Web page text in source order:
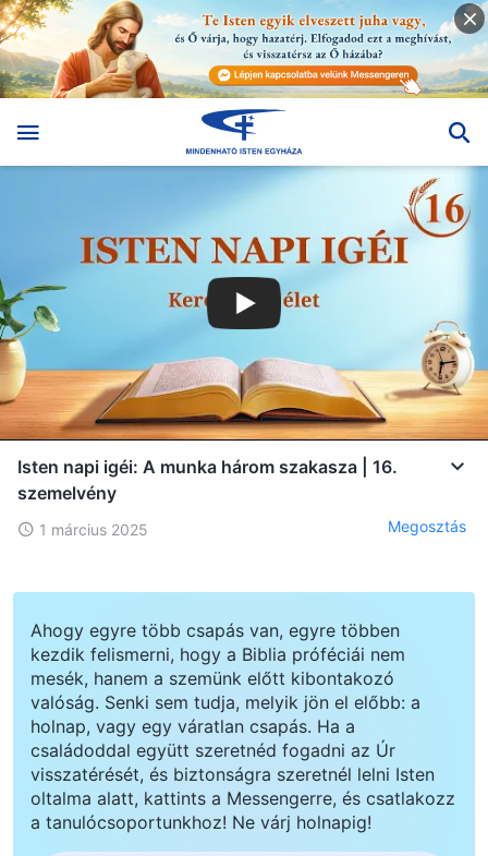
Isten napi igéi: A munka három szakasza | 16.
szemelvény
1 március 2025 Megosztás
Ahogy egyre több csapás van, egyre többen
kezdik felismerni, hogy a Biblia próféciái nem
mesék, hanem a szemünk előtt kibontakozó
valóság. Senki sem tudja, melyik jön el előbb: a
holnap, vagy egy váratlan csapás. Ha a
családoddal együtt szeretnéd fogadni az Úr
visszatérését, és biztonságra szeretnél lelni Isten
oltalma alatt, kattints a Messengerre, és csatlakozz
a tanulócsoportunkhoz! Ne várj holnapig!